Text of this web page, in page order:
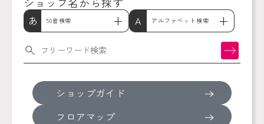
あ 50音検索 A アルファベット検索
検索
ショップガイド
フロアマップ